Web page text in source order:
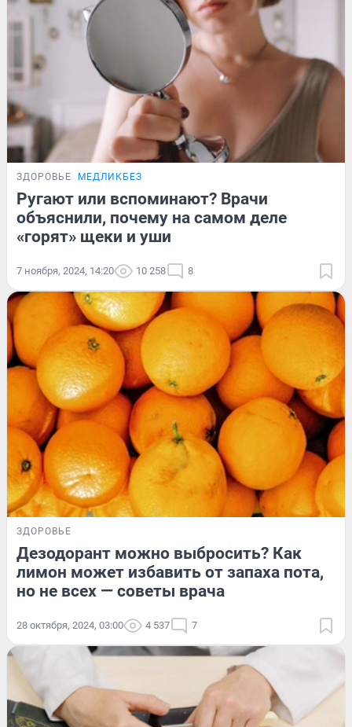
ЗДОРОВЬЕ МЕДЛИКБЕЗ
Ругают или вспоминают? Врачи
объяснили, почему на самом деле
«горят» щеки и уши
7 ноября, 2024, 14:20 10 258 8
ЗДОРОВЬЕ
Дезодорант можно выбросить? Как
лимон может избавить от запаха пота,
но не всех — советы врача
28 октября, 2024, 03:00 4 537 7